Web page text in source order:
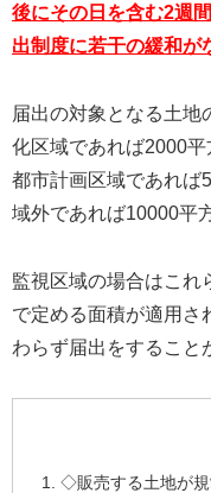
後にその日を含む2週
出制度に若干の緩和が
届出の対象となる土地
化区域であれば2000
都市計画区域であれば
域外であれば10000平
監視区域の場合はこれ
で定める面積が適用さ
わらず届出をすること
◇販売する土地が